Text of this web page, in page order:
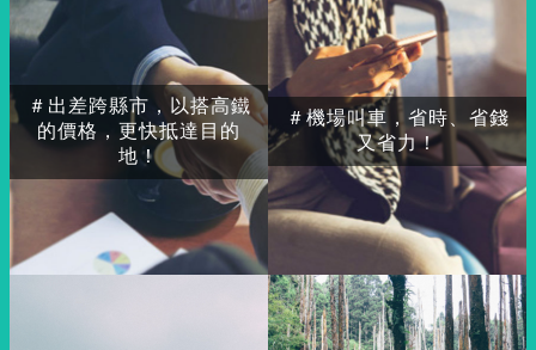
＃出差跨縣市，以搭高鐵
的價格，更快抵達目的
地！
＃機場叫車，省時、省錢
又省力！